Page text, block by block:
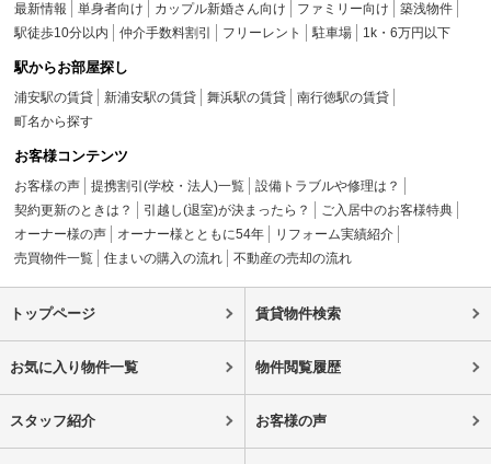
最新情報 単身者向け カップル新婚さん向け ファミリー向け
築浅物件
駅徒歩10分以内
仲介手数料割引 フリーレント 駐車場 1k・6万円以下
駅からお部屋探し
浦安駅の賃貸 新浦安駅の賃貸 舞浜駅の賃貸
南行徳駅の賃貸
町名から探す
お客様コンテンツ
お客様の声 提携割引(学校・法人)一覧
設備トラブルや修理は？
契約更新のときは？
引越し(退室)が決まったら？
ご入居中のお客様特典
オーナー様の声
オーナー様とともに54年
リフォーム実績紹介
売買物件一覧
住まいの購入の流れ 不動産の売却の流れ
トップページ 賃貸物件検索
お気に入り物件一覧 物件閲覧履歴
スタッフ紹介 お客様の声